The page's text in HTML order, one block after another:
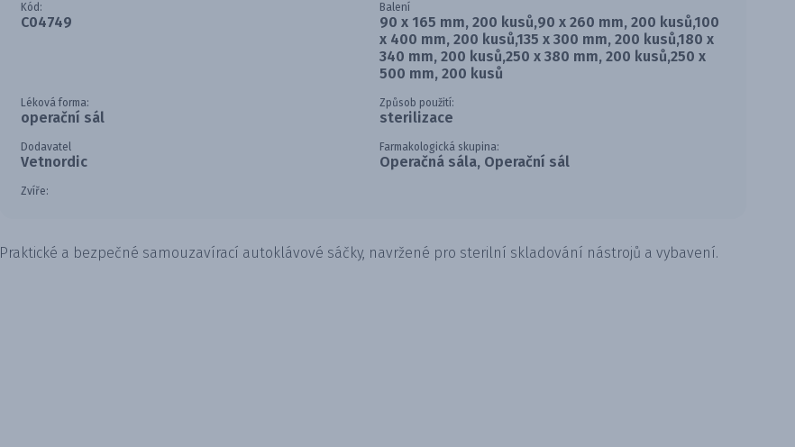
Kód:
C04749
Balení
90 x 165 mm, 200 kusů,90 x 260 mm, 200 kusů,100
x 400 mm, 200 kusů,135 x 300 mm, 200 kusů,180 x
340 mm, 200 kusů,250 x 380 mm, 200 kusů,250 x
500 mm, 200 kusů
Léková forma:
operační sál
Způsob použití:
sterilizace
Dodavatel
Vetnordic
Farmakologická skupina:
Operačná sála, Operační sál
Zvíře:
Praktické a bezpečné samouzavírací autoklávové sáčky, navržené pro sterilní skladování nástrojů a vybavení.